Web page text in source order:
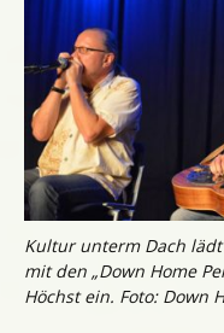
Kultur unterm Dach
mit den „Down Home
Höchst ein. Foto: Down